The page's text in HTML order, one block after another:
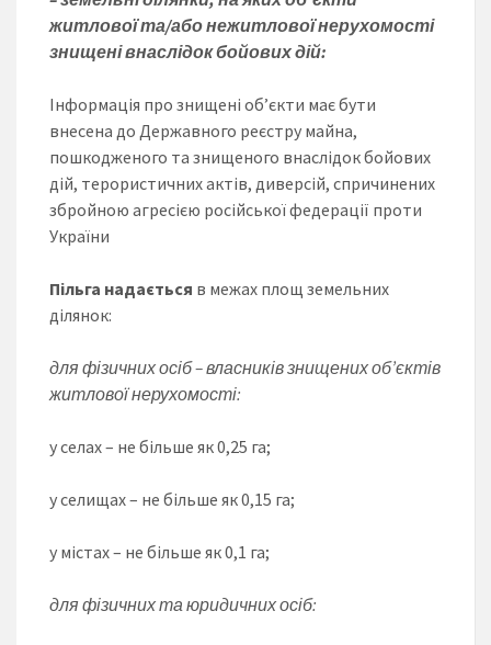
житлової та/або нежитлової нерухомості
знищені внаслідок бойових дій:
Інформація про знищені об’єкти має бути
внесена до Державного реєстру майна,
пошкодженого та знищеного внаслідок бойових
дій, терористичних актів, диверсій, спричинених
збройною агресією російської федерації проти
України
Пільга надається в межах площ земельних
ділянок:
для фізичних осіб – власників знищених об’єктів
житлової нерухомості:
у селах – не більше як 0,25 га;
у селищах – не більше як 0,15 га;
у містах – не більше як 0,1 га;
для фізичних та юридичних осіб: